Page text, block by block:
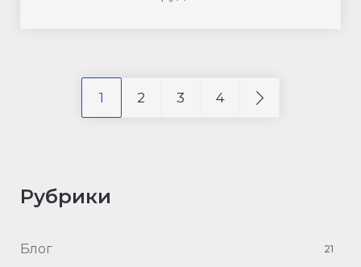
1 2 3 4
Рубрики
Блог 21